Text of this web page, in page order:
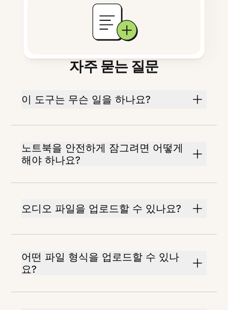
자주 묻는 질문
이 도구는 무슨 일을 하나요?
노트북을 안전하게 잠그려면 어떻게
해야 하나요?
오디오 파일을 업로드할 수 있나요?
어떤 파일 형식을 업로드할 수 있나
요?